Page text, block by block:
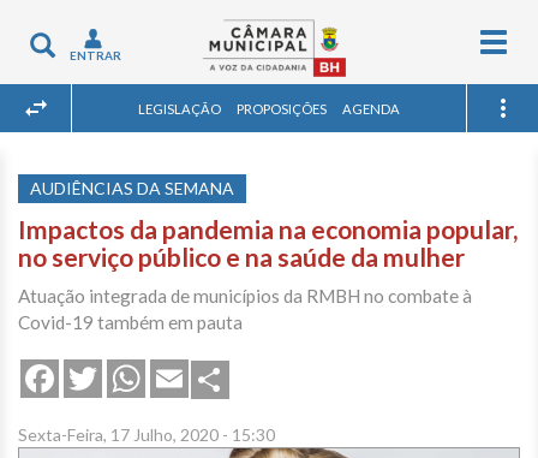
Toggle
navigation
ENTRAR
LEGISLAÇÃO PROPOSIÇÕES AGENDA
AUDIÊNCIAS DA SEMANA
Impactos da pandemia na economia popular,
no serviço público e na saúde da mulher
Atuação integrada de municípios da RMBH no combate à
Covid-19 também em pauta
FacebookTwitterWhatsApp
Email
Sexta-Feira, 17 Julho, 2020 - 15:30